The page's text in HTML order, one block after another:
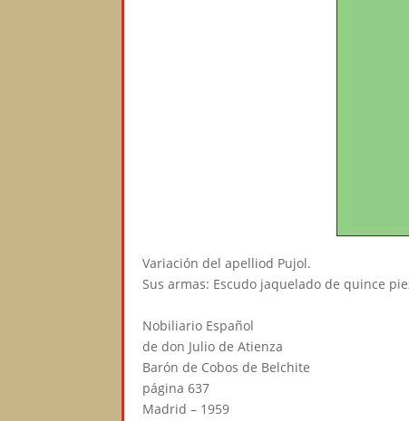
Variación del apelliod Pujol.⠀
Sus armas: Escudo jaquelado de quince
Nobiliario Español⠀
de don Julio de Atienza⠀
Barón de Cobos de Belchite⠀
página 637⠀
Madrid – 1959⠀